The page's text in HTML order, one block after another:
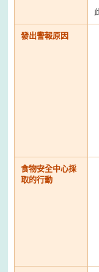
發出警報原因
食物安全中心採
取的行動